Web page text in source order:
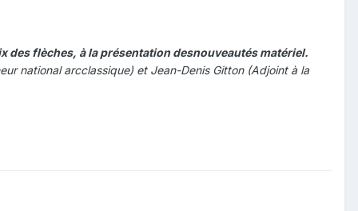
des flèches, à la présentation desnouveautés matériel.
national arcclassique) et Jean-Denis Gitton (Adjoint à la